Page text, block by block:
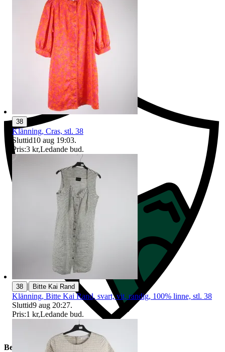
Ersättning om du inte får din vara
Beskrivning
38
Klänning, Cras, stl. 38
Sluttid10 aug 19:03.
Pris:3 kr,Ledande bud.
38 | Bitte Kai Rand
Klänning, Bitte Kai Rand, svart, vit, randig, 100% linne, stl. 38
Sluttid9 aug 20:27.
Pris:1 kr,Ledande bud.